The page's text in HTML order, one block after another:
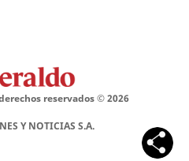
reservados ©2026
Y NOTICIAS S.A.